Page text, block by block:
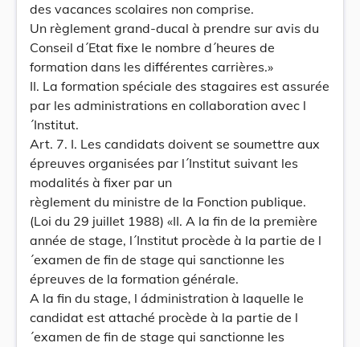
des vacances scolaires non comprise.
Un règlement grand-ducal à prendre sur avis du
Conseil d´Etat fixe le nombre d´heures de
formation dans les différentes carrières.»
II. La formation spéciale des stagaires est assurée
par les administrations en collaboration avec l
´Institut.
Art. 7. I. Les candidats doivent se soumettre aux
épreuves organisées par l´Institut suivant les
modalités à fixer par un
règlement du ministre de la Fonction publique.
(Loi du 29 juillet 1988) «II. A la fin de la première
année de stage, l´Institut procède à la partie de l
´examen de fin de stage qui sanctionne les
épreuves de la formation générale.
A la fin du stage, l ádministration à laquelle le
candidat est attaché procède à la partie de l
´examen de fin de stage qui sanctionne les